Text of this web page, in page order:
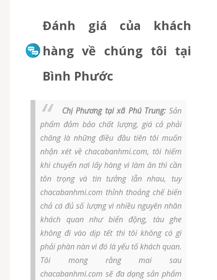
Đánh giá của khách
hàng về chúng tôi tại
Bình Phước
Chị Phương tại xã Phú Trung: Sản
phẩm đảm bảo chất lượng, giá cả phải
chăng là những điều đầu tiên tôi muốn
nhận xét về chacabanhmi.com, tôi hiếm
khi chuyển nơi lấy hàng vì làm ăn thì cần
tôn trọng và tin tưởng lẫn nhau, tuy
chacabanhmi.com thỉnh thoảng chế biến
chả cá đủ số lượng vì nhiều nguyên nhân
khách quan như biển động, tàu ghe
không đi vào dịp tết thì tôi không có gì
phải phàn nàn vì đó là yếu tố khách quan.
Tôi mong rằng mai sau
chacabanhmi.com sẽ đa dạng sản phẩm